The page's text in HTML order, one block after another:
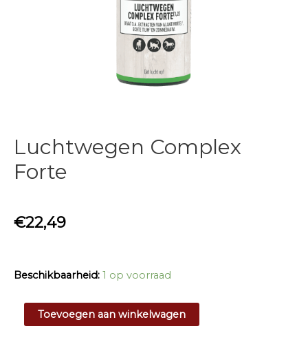
Luchtwegen Complex
Forte
€22,49
Beschikbaarheid: 1 op voorraad
Luchtwegen
Complex
Toevoegen aan winkelwagen